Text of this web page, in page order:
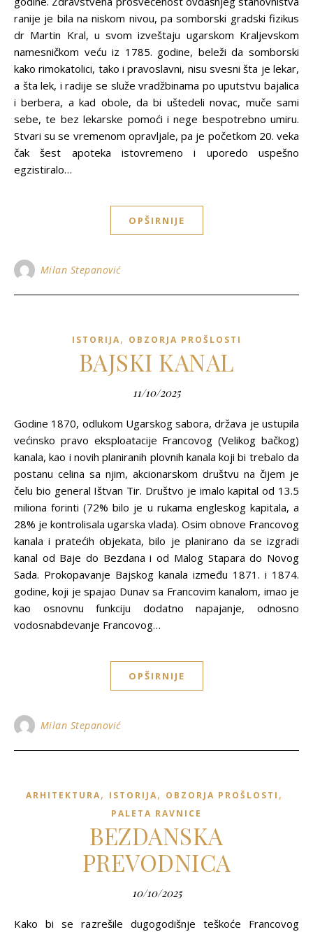
ranije je bila na niskom nivou, pa somborski gradski fizikus
dr Martin Kral, u svom izveštaju ugarskom Kraljevskom
namesničkom veću iz 1785. godine, beleži da somborski
kako rimokatolici, tako i pravoslavni, nisu svesni šta je lekar,
a šta lek, i radije se služe vradžbinama po uputstvu bajalica
i berbera, a kad obole, da bi uštedeli novac, muče sami
sebe, te bez lekarske pomoći i nege bespotrebno umiru.
Stvari su se vremenom opravljale, pa je početkom 20. veka
čak šest apoteka istovremeno i uporedo uspešno
egzistiralo…
OPŠIRNIJE
Milan Stepanović
ISTORIJA, OBZORJA PROŠLOSTI
BAJSKI KANAL
11/10/2025
Godine 1870, odlukom Ugarskog sabora, država je ustupila
većinsko pravo eksploatacije Francovog (Velikog bačkog)
kanala, kao i novih planiranih plovnih kanala koji bi trebalo da
postanu celina sa njim, akcionarskom društvu na čijem je
čelu bio general Ištvan Tir. Društvo je imalo kapital od 13.5
miliona forinti (72% bilo je u rukama engleskog kapitala, a
28% je kontrolisala ugarska vlada). Osim obnove Francovog
kanala i pratećih objekata, bilo je planirano da se izgradi
kanal od Baje do Bezdana i od Malog Stapara do Novog
Sada. Prokopavanje Bajskog kanala između 1871. i 1874.
godine, koji je spajao Dunav sa Francovim kanalom, imao je
kao osnovnu funkciju dodatno napajanje, odnosno
vodosnabdevanje Francovog…
OPŠIRNIJE
Milan Stepanović
ARHITEKTURA, ISTORIJA, OBZORJA PROŠLOSTI ,
PALETA RAVNICE
BEZDANSKA
PREVODNICA
10/10/2025
Kako bi se razrešile dugogodišnje teškoće Francovog